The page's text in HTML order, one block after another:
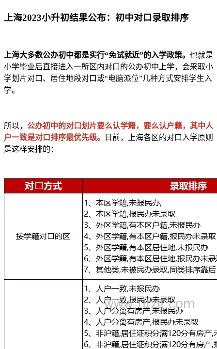
上海2023小升初结果公布：初中对口录取排序
上海大多数公办初中都是实行“免试就近”的入学政策。 也就是
小学毕业后直接进入一所区内对口的公办初中上学，会采取小
学划片对口、居住地段对口或“电脑派位”几种方式安排学生入
学。
所以， 公办初中的对口划片要么认学籍，要么认户籍，其中人
户一致是对口排序最优先级。
目前，上海各区的对口入学原则
是这样安排的：